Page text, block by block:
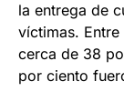
la entrega de
víctimas.
cerca de 38
por ciento